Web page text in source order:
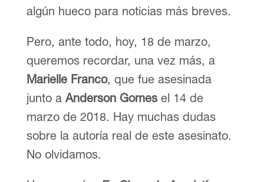
algún hueco para noticias más breves.
Pero, ante todo, hoy, 18 de marzo,
queremos recordar, una vez más, a
Marielle Franco, que fue asesinada
junto a Anderson Gomesel 14 de
marzo de 2018. Hay muchas dudas
sobre la autoría real de este asesinato.
No olvidamos.